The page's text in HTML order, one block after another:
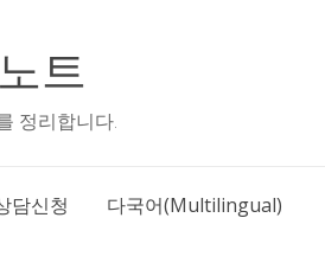
트
정리합니다.
담신청 다국어(Multilingual)